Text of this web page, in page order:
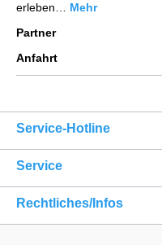
erleben… Mehr
Partner
Anfahrt
Service-Hotline
Service
Rechtliches/Infos